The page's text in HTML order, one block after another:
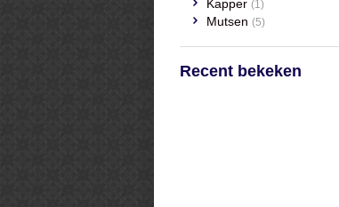
Kapper (1)
Mutsen (5)
Recent bekeken